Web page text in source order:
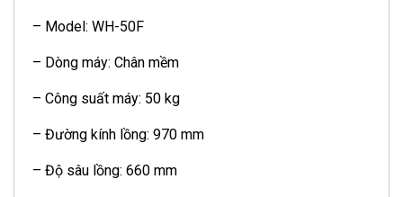
– Model: WH-50F
– Dòng máy: Chân mềm
– Công suất máy: 50 kg
– Đường kính lồng: 970 mm
– Độ sâu lồng: 660 mm